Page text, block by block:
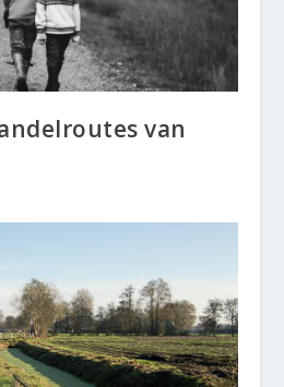
van